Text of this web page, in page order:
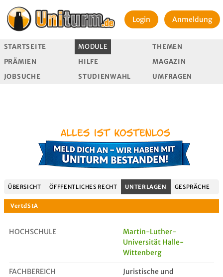
Login Anmeldung
STARTSEITE MODULE
THEMEN
PRÄMIEN
HILFE
MAGAZIN
JOBSUCHE
STUDIENWAHL UMFRAGEN
ÜBERSICHT ÖFFFENTLICHES RECHT UNTERLAGEN GESPRÄCHE
HOCHSCHULE
Martin-Luther-
Universität Halle-
Wittenberg
FACHBEREICH
Juristische und